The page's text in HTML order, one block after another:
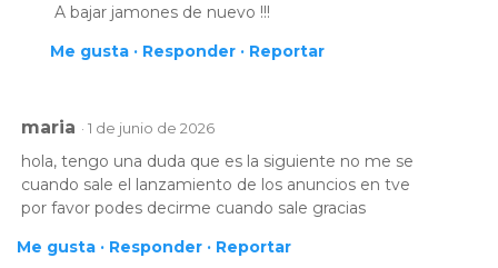
A bajar jamones de nuevo !!!
Me gusta · Responder · Reportar
maria · 1 de junio de 2026
hola, tengo una duda que es la siguiente no me se
cuando sale el lanzamiento de los anuncios en tve
por favor podes decirme cuando sale gracias
Me gusta · Responder · Reportar